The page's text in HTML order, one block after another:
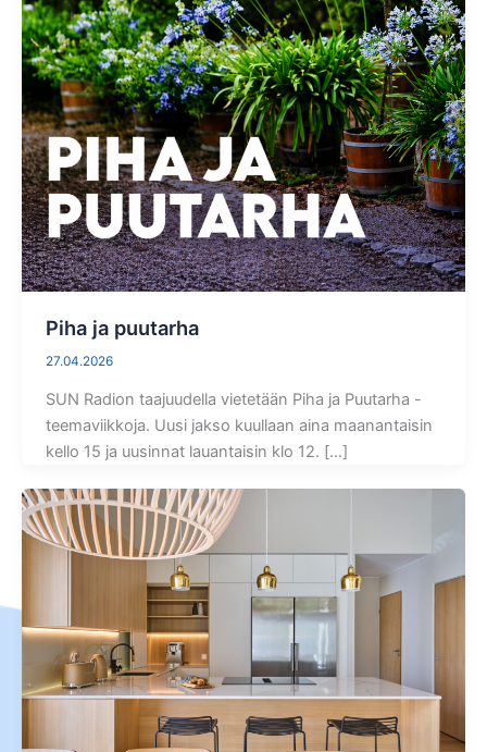
Piha ja puutarha
27.04.2026
SUN Radion taajuudella vietetään Piha ja Puutarha -
teemaviikkoja. Uusi jakso kuullaan aina maanantaisin
kello 15 ja uusinnat lauantaisin klo 12. […]